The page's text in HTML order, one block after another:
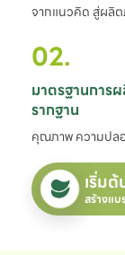
จากแนวคิด สู่ผลิ
02.
มาตรฐานการ
รากฐาน
คุณภาพ ความปล
เริ่มต้
สร้างแบ